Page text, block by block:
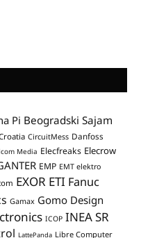
Pi Beogradski Sajam
CircuitMess Danfoss
Media Elecfreaks Elecrow
EMP EMT elektro
EXOR ETI Fanuc
Gamax Gomo Design
ICOP INEA SR
LattePanda Libre Computer